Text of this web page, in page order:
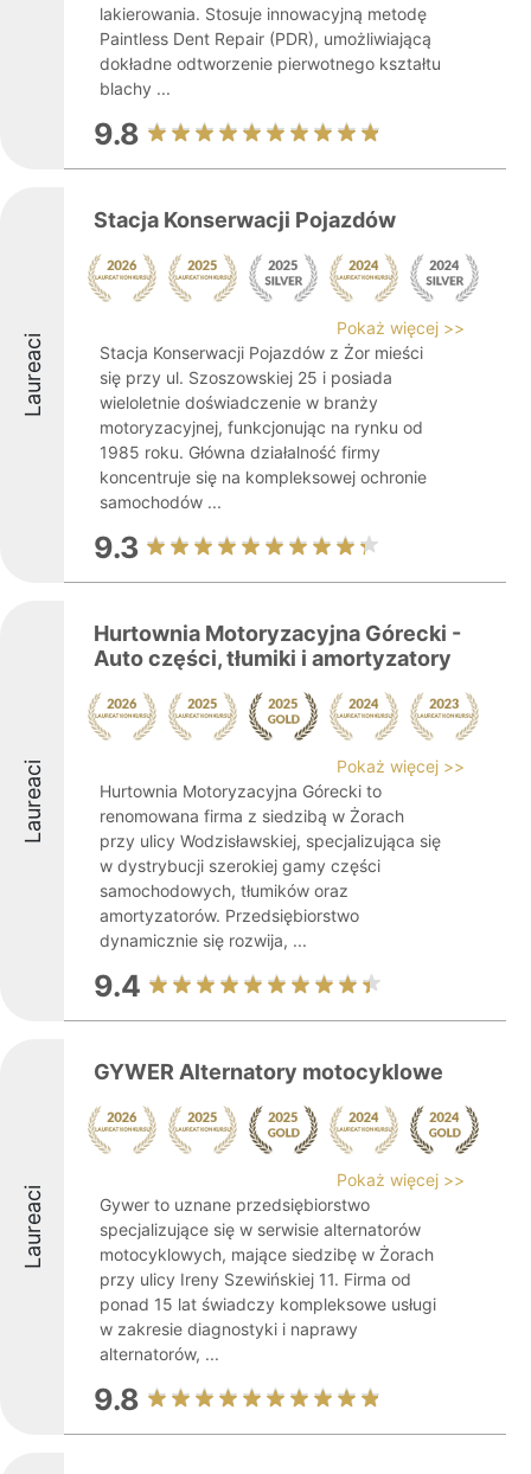
lakierowania. Stosuje innowacyjną metodę
Paintless Dent Repair (PDR), umożliwiającą
dokładne odtworzenie pierwotnego kształtu
blachy ...
9.8
Laureaci
Stacja Konserwacji Pojazdów
Pokaż więcej >>
Stacja Konserwacji Pojazdów z Żor mieści
się przy ul. Szoszowskiej 25 i posiada
wieloletnie doświadczenie w branży
motoryzacyjnej, funkcjonując na rynku od
1985 roku. Główna działalność firmy
koncentruje się na kompleksowej ochronie
samochodów ...
9.3
Laureaci
Hurtownia Motoryzacyjna Górecki -
Auto części, tłumiki i amortyzatory
Pokaż więcej >>
Hurtownia Motoryzacyjna Górecki to
renomowana firma z siedzibą w Żorach
przy ulicy Wodzisławskiej, specjalizująca się
w dystrybucji szerokiej gamy części
samochodowych, tłumików oraz
amortyzatorów. Przedsiębiorstwo
dynamicznie się rozwija, ...
9.4
Laureaci
GYWER Alternatory motocyklowe
Pokaż więcej >>
Gywer to uznane przedsiębiorstwo
specjalizujące się w serwisie alternatorów
motocyklowych, mające siedzibę w Żorach
przy ulicy Ireny Szewińskiej 11. Firma od
ponad 15 lat świadczy kompleksowe usługi
w zakresie diagnostyki i naprawy
alternatorów, ...
9.8